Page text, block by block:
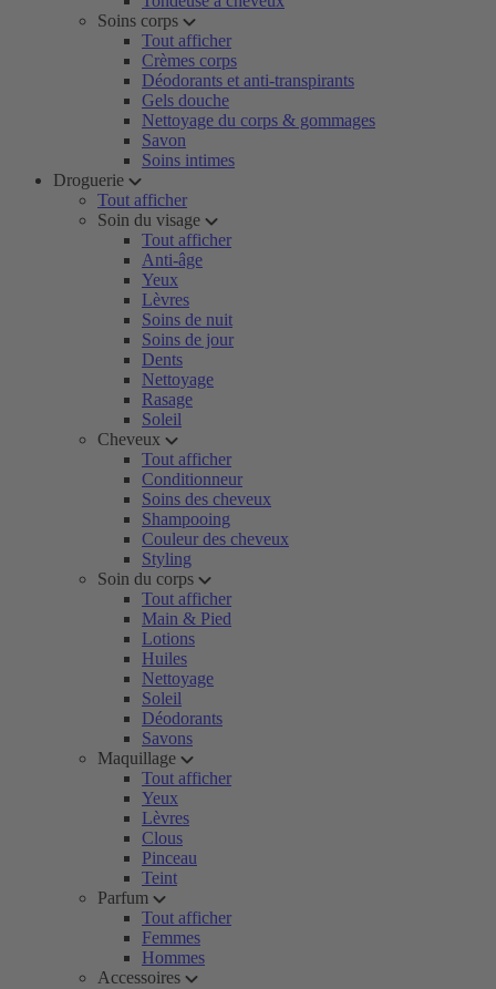
Soins corps
Tout afficher
Crèmes corps
Déodorants et anti-transpirants
Gels douche
Nettoyage du corps & gommages
Savon
Soins intimes
Droguerie
Tout afficher
Soin du visage
Tout afficher
Anti-âge
Yeux
Lèvres
Soins de nuit
Soins de jour
Dents
Nettoyage
Rasage
Soleil
Cheveux
Tout afficher
Conditionneur
Soins des cheveux
Shampooing
Couleur des cheveux
Styling
Soin du corps
Tout afficher
Main & Pied
Lotions
Huiles
Nettoyage
Soleil
Déodorants
Savons
Maquillage
Tout afficher
Yeux
Lèvres
Clous
Pinceau
Teint
Parfum
Tout afficher
Femmes
Hommes
Accessoires